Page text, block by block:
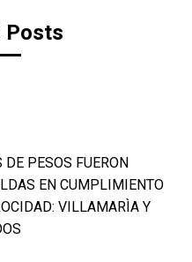
Posts
PESOS FUERON
EN CUMPLIMIENTO
VILLAMARÌA Y